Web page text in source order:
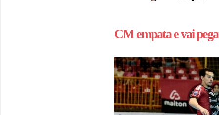
CM empata e vai